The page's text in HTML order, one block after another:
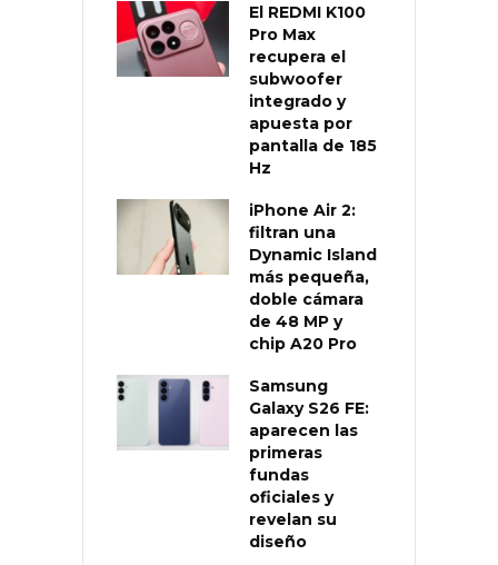
El REDMI K100
Pro Max
recupera el
subwoofer
integrado y
apuesta por
pantalla de 185
Hz
iPhone Air 2:
filtran una
Dynamic Island
más pequeña,
doble cámara
de 48 MP y
chip A20 Pro
Samsung
Galaxy S26 FE:
aparecen las
primeras
fundas
oficiales y
revelan su
diseño